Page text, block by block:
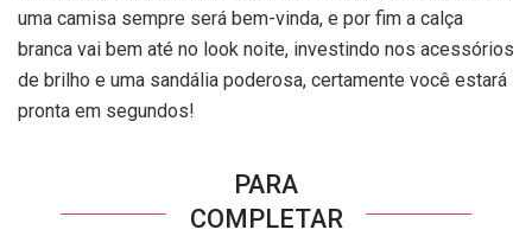
uma camisa sempre será bem-vinda, e por fim a calça
branca vai bem até no look noite, investindo nos acessórios
de brilho e uma sandália poderosa, certamente você estará
pronta em segundos!
PARA
COMPLETAR